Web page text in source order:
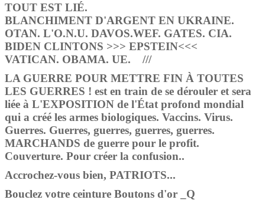
TOUT EST LIÉ.
BLANCHIMENT D'ARGENT EN UKRAINE.
OTAN. L'O.N.U. DAVOS.WEF. GATES. CIA.
BIDEN CLINTONS >>> EPSTEIN<<<
VATICAN. OBAMA. UE. ///
LA GUERRE POUR METTRE FIN À TOUTES
LES GUERRES !est en train de se dérouler et sera
liée àL'EXPOSITION de l'État profond mondial
qui a créé les armes biologiques. Vaccins. Virus.
Guerres. Guerres, guerres, guerres, guerres.
MARCHANDS de guerre pour le profit.
Couverture. Pour créer la confusion..
Accrochez-vous bien, PATRIOTS...
Bouclez votre ceinture Boutons d'or _Q